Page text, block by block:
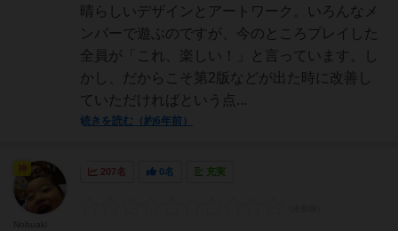
晴らしいデザインとアートワーク。いろんなメ
ンバーで遊ぶのですが、今のところプレイした
全員が「これ、楽しい！」と言っています。し
かし、だからこそ第2版などが出た時に改善し
ていただければという点...
続きを読む（約6年前）
207名 0名 充実
神